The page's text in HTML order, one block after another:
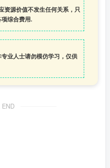
资源价值不发生任何关系，只
综合费用.
业人士请勿模仿学习，仅供
END